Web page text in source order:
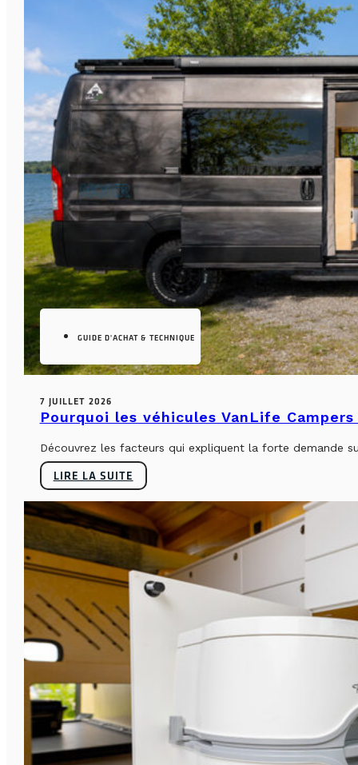
GUIDE D'ACHAT & TECHNIQUE
7 JUILLET 2026
Pourquoi les véhicules VanLife
Découvrez les facteurs qui expliquent la forte demande
LIRE LA SUITE